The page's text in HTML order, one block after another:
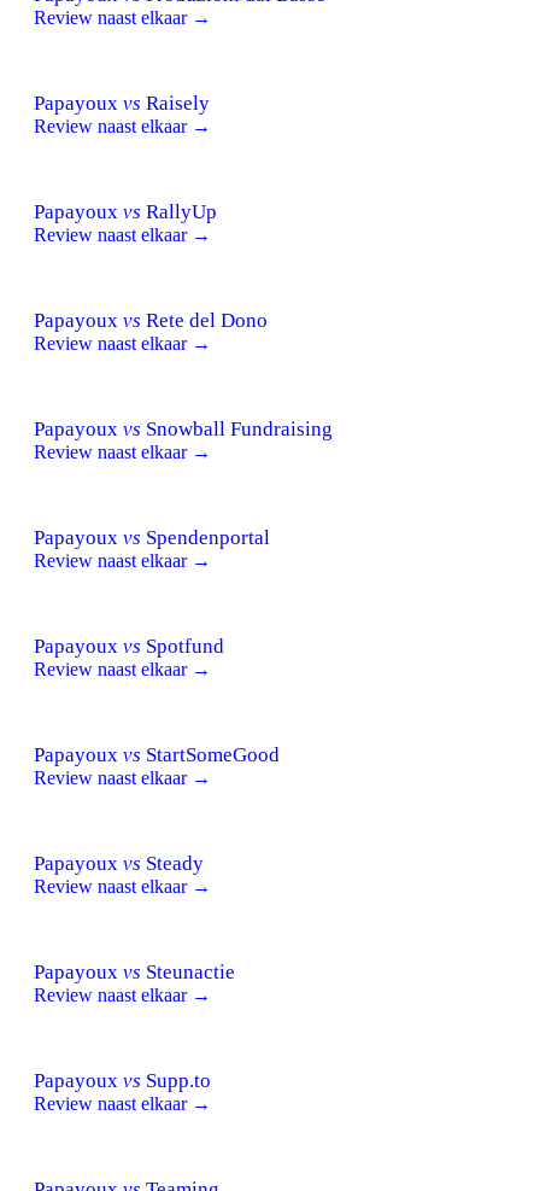
Review naast elkaar →
Papayoux vs Raisely
Review naast elkaar →
Papayoux vs RallyUp
Review naast elkaar →
Papayoux vs Rete del Dono
Review naast elkaar →
Papayoux vs Snowball Fundraising
Review naast elkaar →
Papayoux vs Spendenportal
Review naast elkaar →
Papayoux vs Spotfund
Review naast elkaar →
Papayoux vs StartSomeGood
Review naast elkaar →
Papayoux vs Steady
Review naast elkaar →
Papayoux vs Steunactie
Review naast elkaar →
Papayoux vs Supp.to
Review naast elkaar →